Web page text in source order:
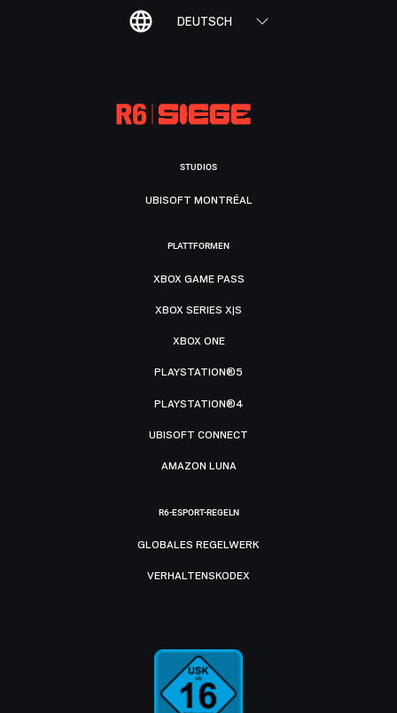
DEUTSCH
STUDIOS
UBISOFT MONTRÉAL
PLATTFORMEN
XBOX GAME PASS
XBOX SERIES X|S
XBOX ONE
PLAYSTATION®5
PLAYSTATION®4
UBISOFT CONNECT
AMAZON LUNA
R6-ESPORT-REGELN
GLOBALES REGELWERK
VERHALTENSKODEX